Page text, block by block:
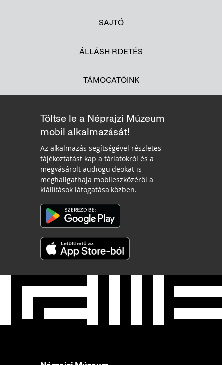
SAJTÓ
ÁLLÁSHIRDETÉS
TÁMOGATÓINK
Töltse le a Néprajzi Múzeum
mobil alkalmazását!
Az alkalmazás segítségével részletes
tájékoztatást kap a tárlatokról és a
megvásárolt audioguideokat is
meghallgathaja mobileszközéről a
kiállítások látogatása közben.